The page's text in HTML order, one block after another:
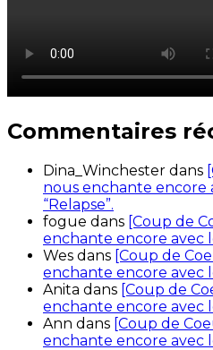
Commentaires
Dina_Winchester dans
nous enchante encore
“Relapse”.
fogue dans [Coup de
enchante encore avec
Wes dans [Coup de
enchante encore avec
Anita dans [Coup de
enchante encore avec
Ann dans [Coup de
enchante encore avec